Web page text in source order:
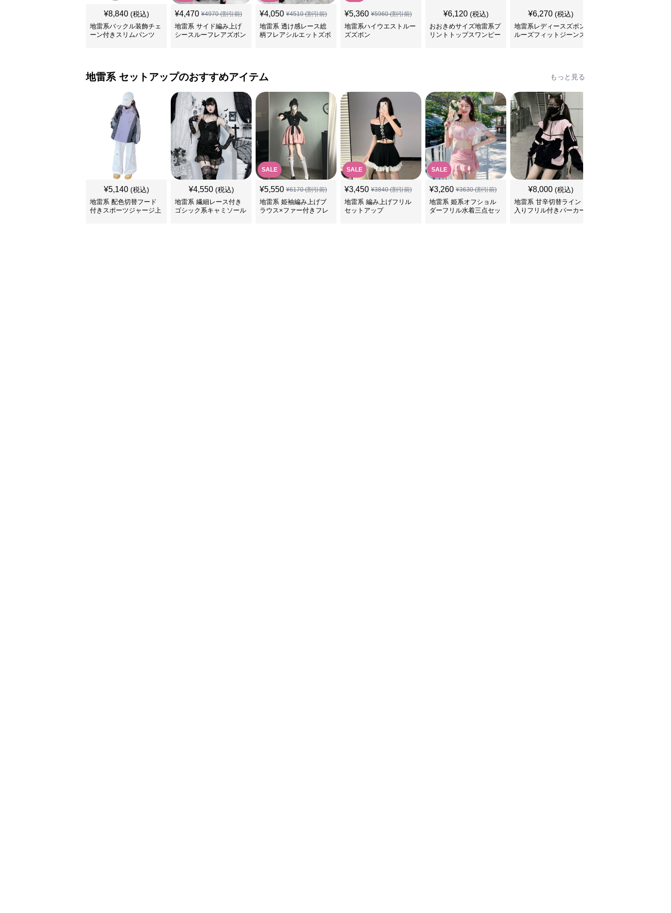
¥8,840 (税込)
地雷系バックル装飾チェ
ーン付きスリムパンツ
¥4,470 ¥4970(割引前)
地雷系 サイド編み上げ
シースルーフレアズボン
¥4,050 ¥4510(割引前)
地雷系 透け感レース総
柄フレアシルエットズボ
¥5,360 ¥5960(割引前)
地雷系ハイウエストルー
ズズボン
¥6,120 (税込)
おおきめサイズ地雷系プ
リントトップスワンピー
¥6,270 (税込)
地雷系レディースズボン
ルーズフィットジーンズ
地雷系 セットアップのおすすめアイテム もっと見る
¥5,140 (税込)
地雷系 配色切替フード
付きスポーツジャージ上
¥4,550 (税込)
地雷系 繊細レース付き
ゴシック系キャミソール
SALE
¥5,550 ¥6170(割引前)
地雷系 姫袖編み上げブ
ラウス×ファー付きフレ
SALE
¥3,450 ¥3840(割引前)
地雷系 編み上げフリル
セットアップ
SALE
¥3,260 ¥3630(割引前)
地雷系 姫系オフショル
ダーフリル水着三点セッ
¥8,000 (税込)
地雷系 甘辛切替ライン
入りフリル付きパーカー